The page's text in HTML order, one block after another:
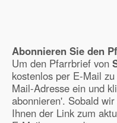
Abonnieren Sie den
Um den Pfarrbrief von
kostenlos per E-Mail
Mail-Adresse ein und
abonnieren'. Sobald
Ihnen der Link zum